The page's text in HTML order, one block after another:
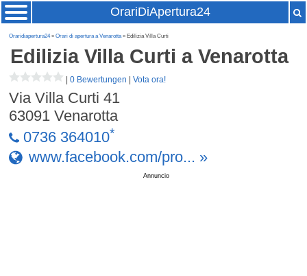
OrariDiApertura24
Oraridiapertura24»Orari di apertura a Venarotta» Edilizia Villa Curti
Edilizia Villa Curti a Venarotta
|0 Bewertungen |Vota ora!
Via Villa Curti 41
63091 Venarotta
0736 364010*
www.facebook.com/pro... »
Annuncio